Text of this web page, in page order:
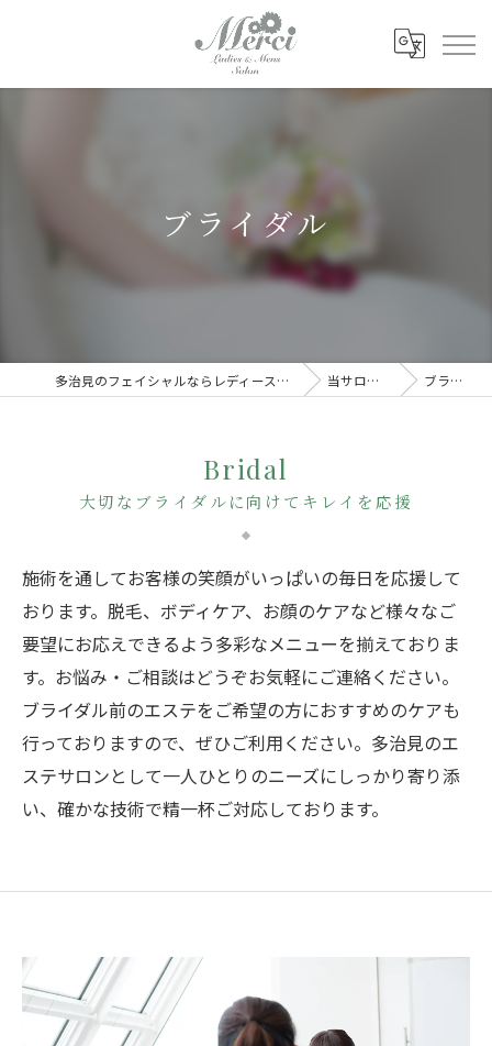
ブライダル
多治見のフェイシャルならレディース&メンズサロン Merci 当サロンの特徴 ブライダル
Bridal
大切なブライダルに向けてキレイを応援
施術を通してお客様の笑顔がいっぱいの毎日を応援して
おります。脱毛、ボディケア、お顔のケアなど様々なご
要望にお応えできるよう多彩なメニューを揃えておりま
す。お悩み・ご相談はどうぞお気軽にご連絡ください。
ブライダル前のエステをご希望の方におすすめのケアも
行っておりますので、ぜひご利用ください。多治見のエ
ステサロンとして一人ひとりのニーズにしっかり寄り添
い、確かな技術で精一杯ご対応しております。